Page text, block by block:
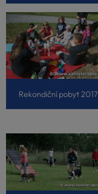
Rekondiční pobyt 2017